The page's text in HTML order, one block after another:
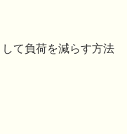
て負荷を減らす方法